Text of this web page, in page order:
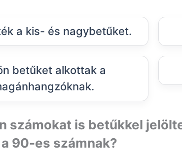
a kis- és nagybetűket.
betűket alkottak a
számokat is betűkkel
90-es számnak?